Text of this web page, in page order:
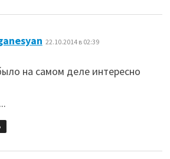
22.10.2014 в 02:39
на самом деле интересно